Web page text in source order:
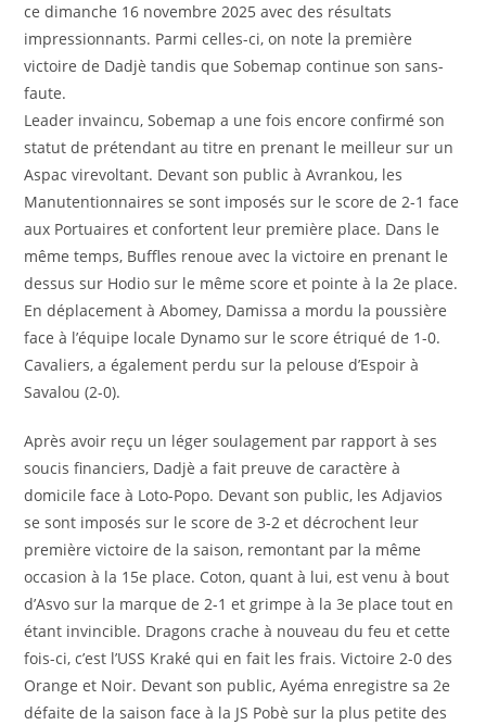
ce dimanche 16 novembre 2025 avec des résultats
impressionnants. Parmi celles-ci, on note la première
victoire de Dadjè tandis que Sobemap continue son sans-
faute.
Leader invaincu, Sobemap a une fois encore confirmé son
statut de prétendant au titre en prenant le meilleur sur un
Aspac virevoltant. Devant son public à Avrankou, les
Manutentionnaires se sont imposés sur le score de 2-1 face
aux Portuaires et confortent leur première place. Dans le
même temps, Buffles renoue avec la victoire en prenant le
dessus sur Hodio sur le même score et pointe à la 2e place.
En déplacement à Abomey, Damissa a mordu la poussière
face à l’équipe locale Dynamo sur le score étriqué de 1-0.
Cavaliers, a également perdu sur la pelouse d’Espoir à
Savalou (2-0).
Après avoir reçu un léger soulagement par rapport à ses
soucis financiers, Dadjè a fait preuve de caractère à
domicile face à Loto-Popo. Devant son public, les Adjavios
se sont imposés sur le score de 3-2 et décrochent leur
première victoire de la saison, remontant par la même
occasion à la 15e place. Coton, quant à lui, est venu à bout
d’Asvo sur la marque de 2-1 et grimpe à la 3e place tout en
étant invincible. Dragons crache à nouveau du feu et cette
fois-ci, c’est l’USS Kraké qui en fait les frais. Victoire 2-0 des
Orange et Noir. Devant son public, Ayéma enregistre sa 2e
défaite de la saison face à la JS Pobè sur la plus petite des